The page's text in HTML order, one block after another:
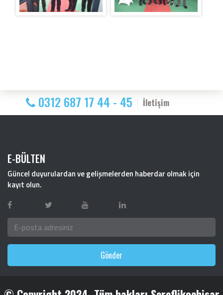
0312 687 17 44 - 45 İletişim
E-BÜLTEN
Güncel duyurulardan ve gelişmelerden haberdar olmak için
kayıt olun.
Gönder